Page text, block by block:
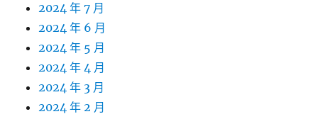
2024 年 7 月
2024 年 6 月
2024 年 5 月
2024 年 4 月
2024 年 3 月
2024 年 2 月